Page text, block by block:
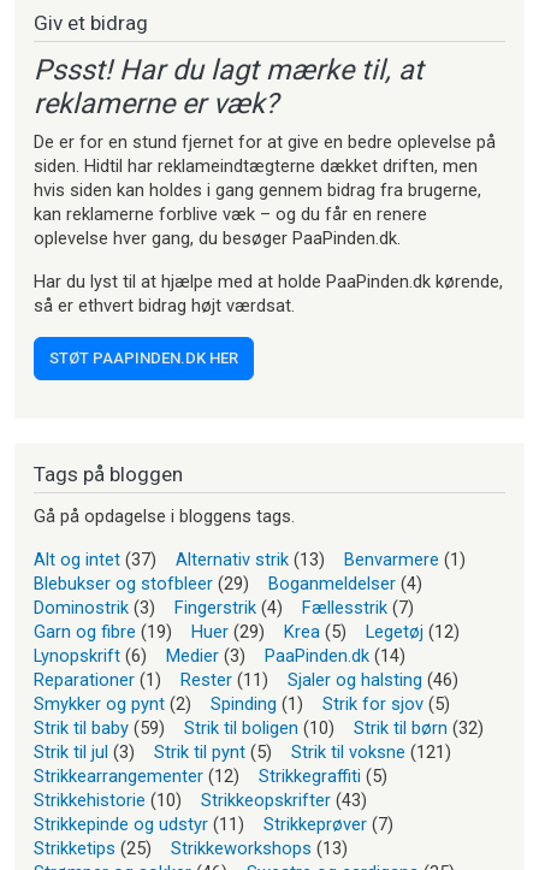
Giv et bidrag
Pssst! Har du lagt mærke til, at
reklamerne er væk?
De er for en stund fjernet for at give en bedre oplevelse på
siden. Hidtil har reklameindtægterne dækket driften, men
hvis siden kan holdes i gang gennem bidrag fra brugerne,
kan reklamerne forblive væk – og du får en renere
oplevelse hver gang, du besøger PaaPinden.dk.
Har du lyst til at hjælpe med at holde PaaPinden.dk kørende,
så er ethvert bidrag højt værdsat.
STØT PAAPINDEN.DK HER
Tags på bloggen
Gå på opdagelse i bloggens tags.
Alt og intet (37) Alternativ strik (13) Benvarmere (1)
Blebukser og stofbleer (29) Boganmeldelser (4)
Dominostrik (3) Fingerstrik (4) Fællesstrik (7)
Garn og fibre (19) Huer (29) Krea (5) Legetøj (12)
Lynopskrift (6) Medier (3) PaaPinden.dk (14)
Reparationer (1) Rester (11) Sjaler og halsting (46)
Smykker og pynt (2) Spinding (1) Strik for sjov (5)
Strik til baby (59) Strik til boligen (10) Strik til børn (32)
Strik til jul (3) Strik til pynt (5) Strik til voksne (121)
Strikkearrangementer (12) Strikkegraffiti (5)
Strikkehistorie (10) Strikkeopskrifter (43)
Strikkepinde og udstyr (11) Strikkeprøver (7)
Strikketips (25) Strikkeworkshops (13)